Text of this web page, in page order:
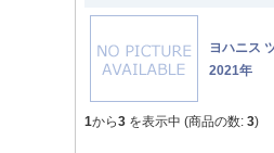
ヨハニス
2021年
1から3 を表示中 (商品の数: 3)